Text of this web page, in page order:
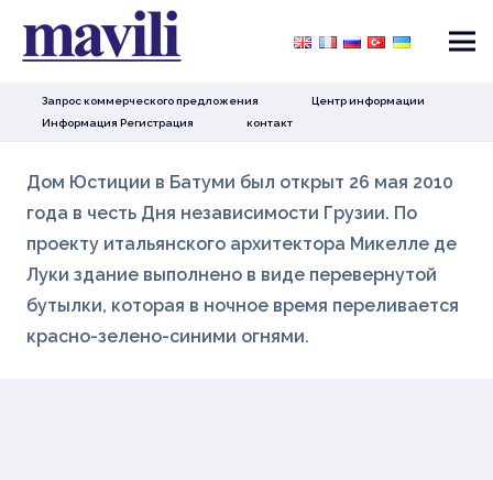
Запрос коммерческого предложения
Центр информации
Информация Регистрация
контакт
Дом Юстиции в Батуми был открыт 26 мая 2010
года в честь Дня независимости Грузии. По
проекту итальянского архитектора Микелле де
Луки здание выполнено в виде перевернутой
бутылки, которая в ночное время переливается
красно-зелено-синими огнями.